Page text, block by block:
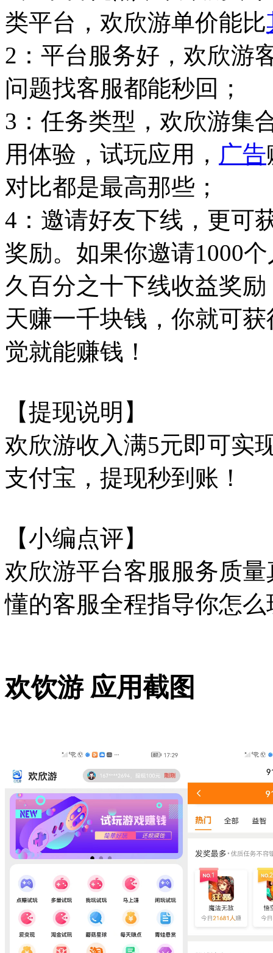
类平台，欢欣游单价能比
2：平台服务好，欢欣游
问题找客服都能秒回；
3：任务类型，欢欣游集
用体验，试玩应用， 广告
对比都是最高那些；
4：邀请好友下线，更可
奖励。如果你邀请1000
久百分之十下线收益奖
天赚一千块钱，你就可
觉就能赚钱！
【提现说明】
欢欣游收入满5元即可实
支付宝，提现秒到账！
【小编点评】
欢欣游平台客服服务质
懂的客服全程指导你怎
欢饮游 应用截图